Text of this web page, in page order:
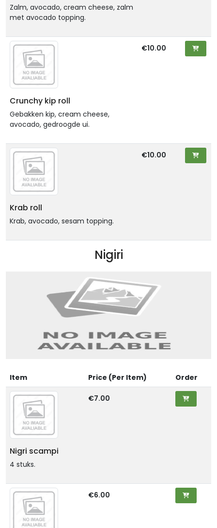
Zalm, avocado, cream cheese, zalm
met avocado topping.
Crunchy kip roll
Gebakken kip, cream cheese,
avocado, gedroogde ui.
€10.00
Krab roll
Krab, avocado, sesam topping.
€10.00
Nigiri
Item Price (Per Item) Order
Nigri scampi
4 stuks.
€7.00
€6.00